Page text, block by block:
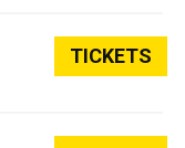
TICKETS